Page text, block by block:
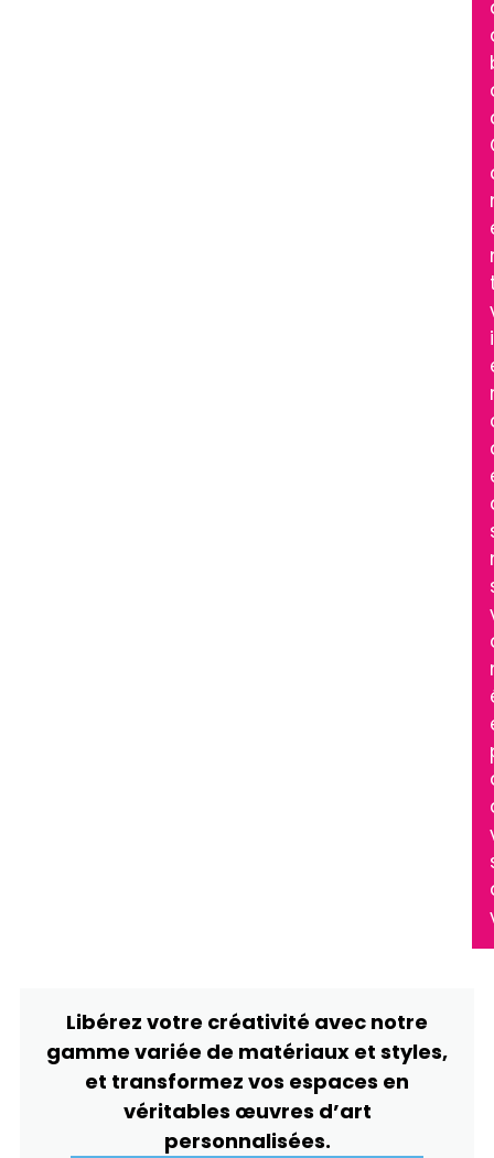
Libérez votre créativité avec notre
gamme variée de matériaux et styles,
et transformez vos espaces en
véritables œuvres d’art
personnalisées.